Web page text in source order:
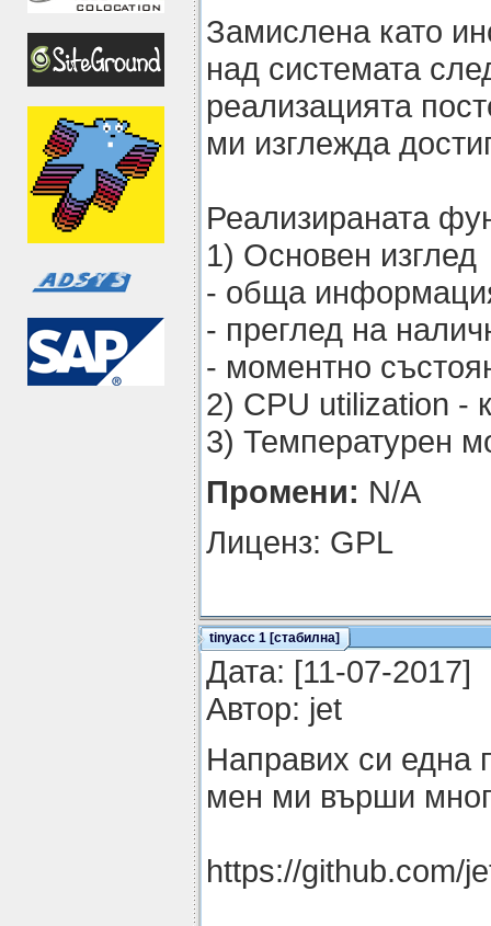
Замислена като
над системата
реализацията
ми изглежда
Реализираната
1) Основен изглед
- обща
- преглед на
- моментно
2) CPU utilization -
3) Температурен
Промени: N/A
Лиценз: GPL
tinyacc 1 [стабилна]
Датa: [11-07-2017]
Автор: jet
Направих си една
мен ми върши
https://github.com/